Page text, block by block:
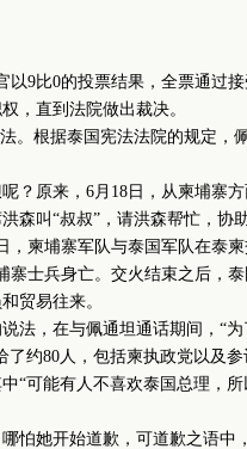
9比0的投票结果，全票通过接
，直到法院做出裁决。
根据泰国宪法法院的规定，
原来，6月18日，从柬埔寨方
森叫“叔叔”，请洪森帮忙，协
，柬埔寨军队与泰国军队在泰
士兵身亡。交火结束之后，泰
贸易往来。
，在与佩通坦通话期间，“为
约80人，包括柬执政党以及参
“可能有人不喜欢泰国总理，所
她开始道歉，可道歉之语中